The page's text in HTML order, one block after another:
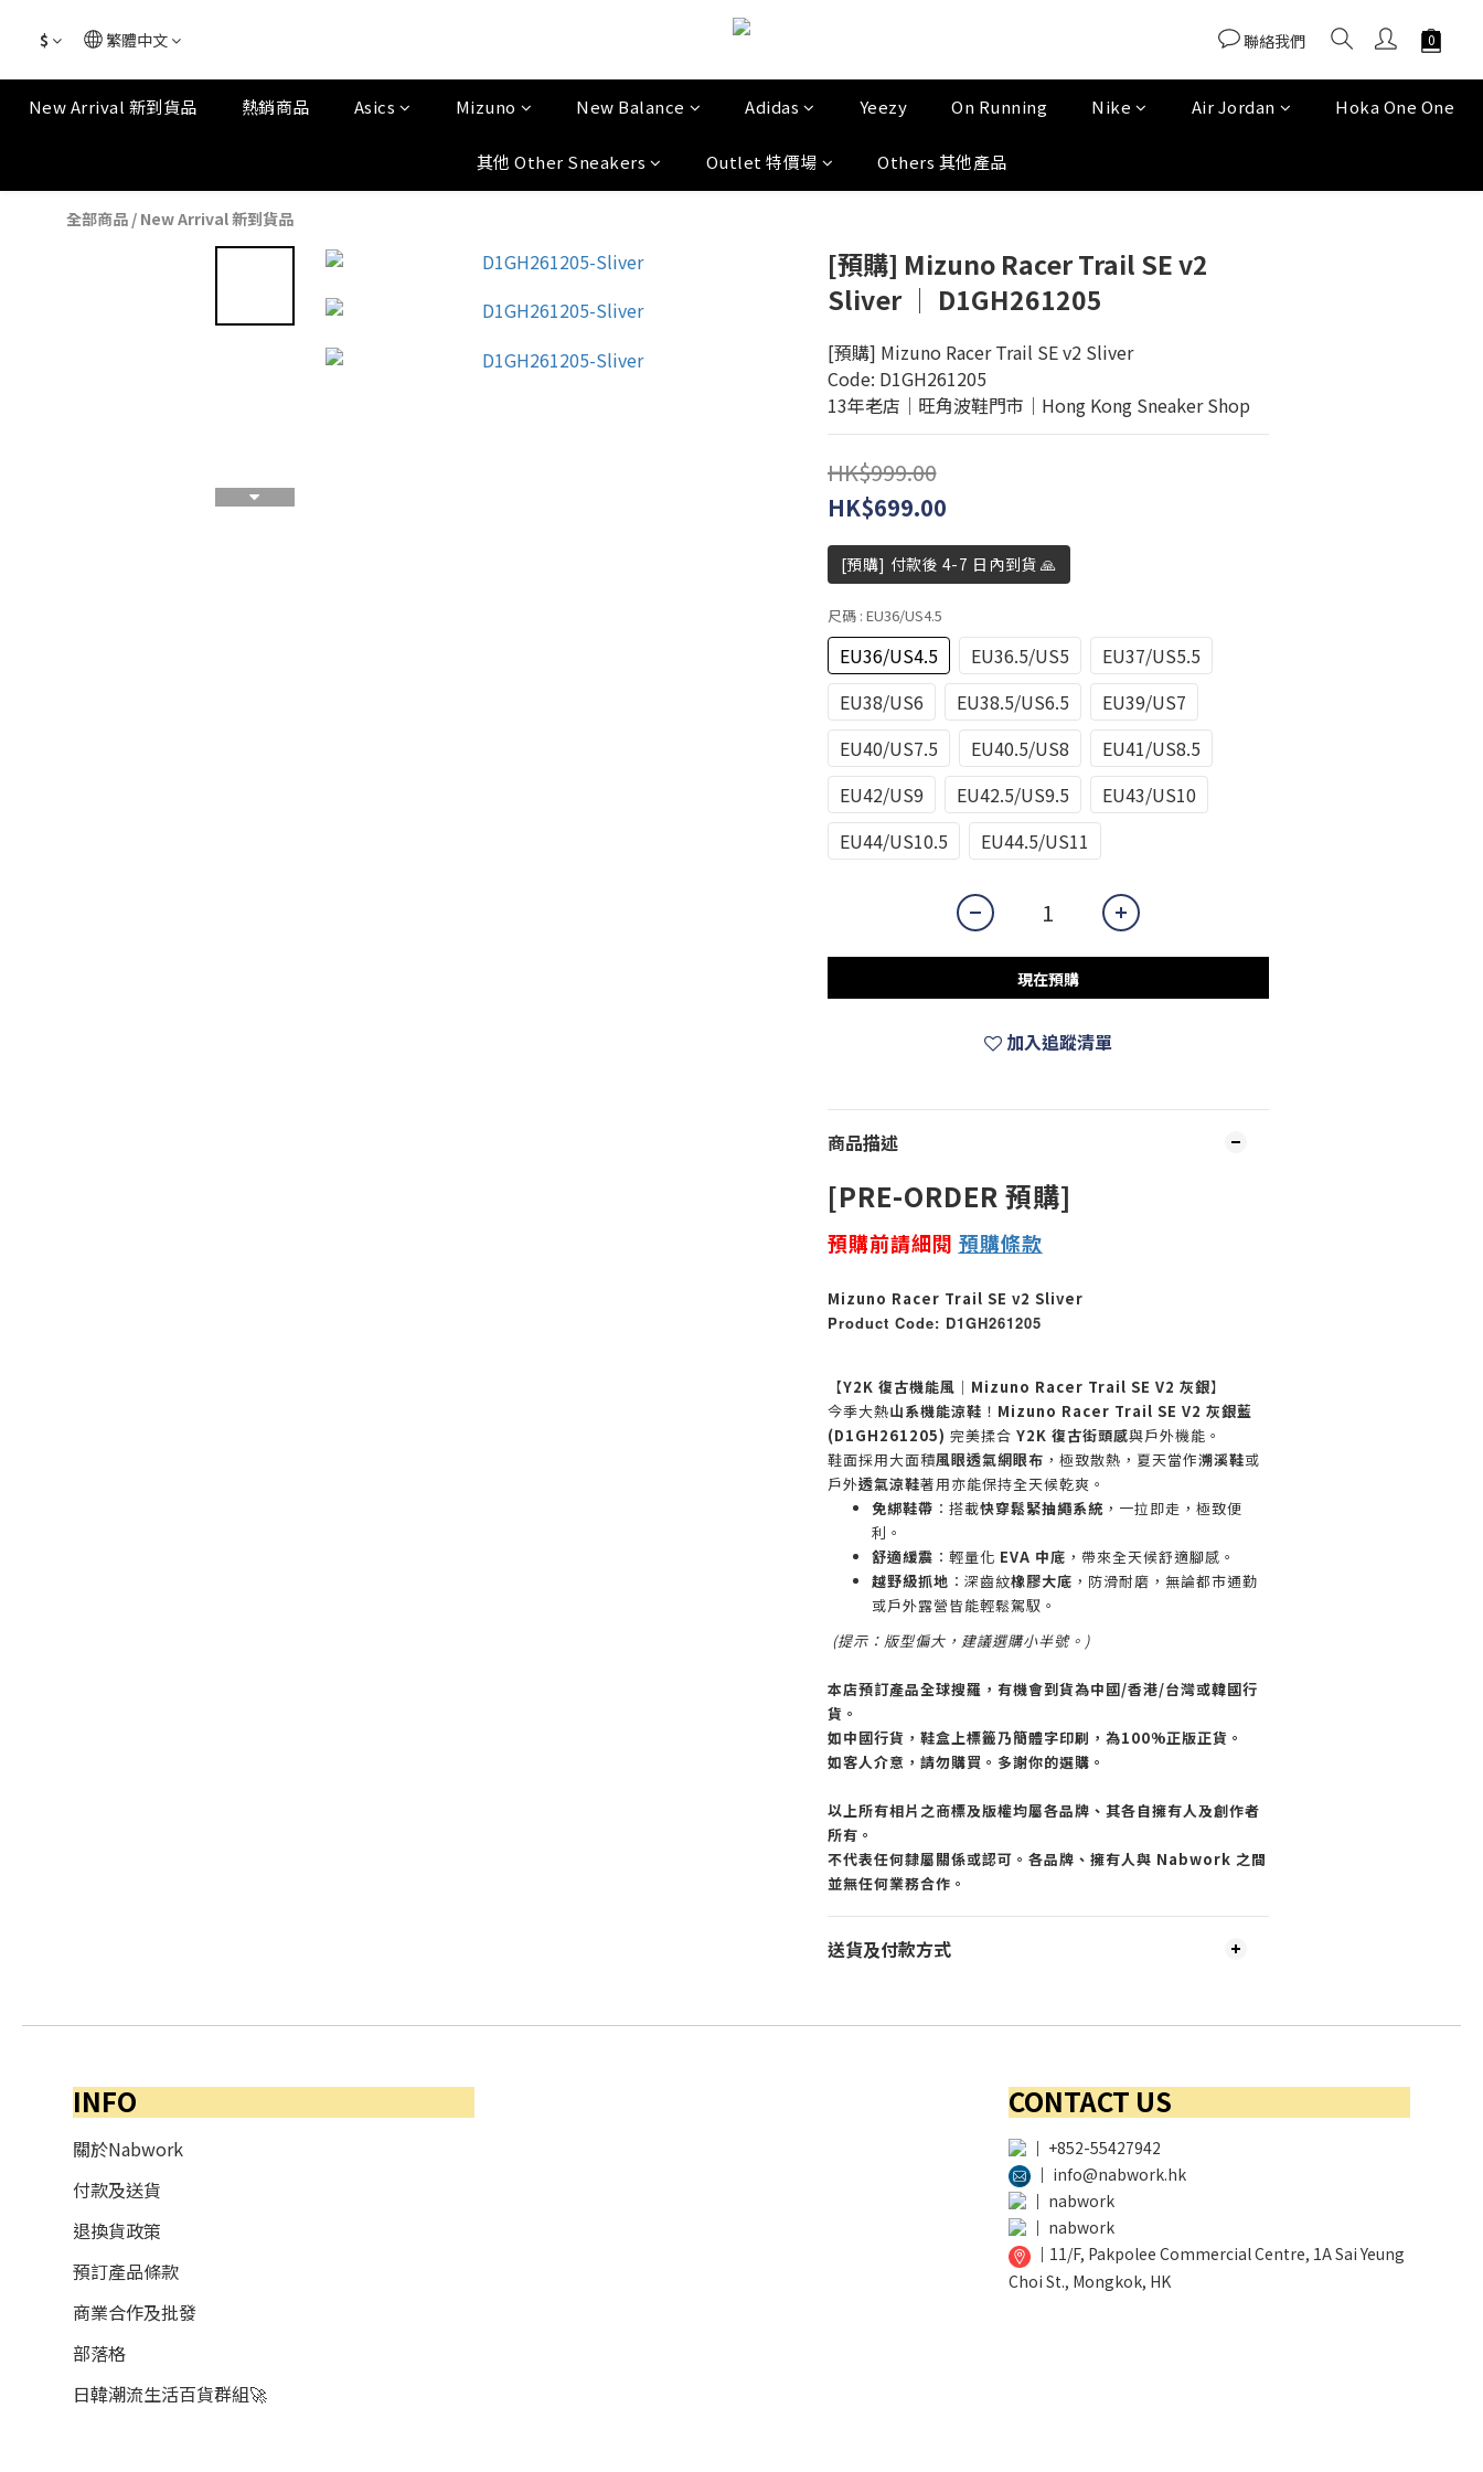
$ 繁體中文 聯絡我們
New Arrival 新到貨品 熱銷商品 Asics Mizuno New Balance Adidas Yeezy On Running Nike Air Jordan Hoka One One
其他 Other Sneakers Outlet 特價場 Others 其他產品
全部商品 / New Arrival 新到貨品
[預購] Mizuno Racer Trail SE v2
Sliver │ D1GH261205
[預購] Mizuno Racer Trail SE v2 Sliver
Code: D1GH261205
13年老店│旺角波鞋門市│Hong Kong Sneaker Shop
HK$999.00
HK$699.00
[預購] 付款後 4-7 日內到貨 🙏
尺碼 : EU36/US4.5
EU36/US4.5 EU36.5/US5
EU37/US5.5
EU38/US6
EU38.5/US6.5
EU39/US7
EU40/US7.5
EU40.5/US8
EU41/US8.5
EU42/US9
EU42.5/US9.5
EU43/US10
EU44/US10.5
EU44.5/US11
現在預購
加入追蹤清單
商品描述
[PRE-ORDER 預購]
預購前請細閱 預購條款
Mizuno Racer Trail SE v2 Sliver
Product Code: D1GH261205
【Y2K 復古機能風 ｜ Mizuno Racer Trail SE V2 灰銀】
今季大熱山系機能涼鞋 ！ Mizuno Racer Trail SE V2 灰銀藍
(D1GH261205) 完美揉合 Y2K 復古街頭感與戶外機能。
鞋面採用大面積風眼透氣網眼布 ，極致散熱，夏天當作溯溪鞋或
戶外透氣涼鞋著用亦能保持全天候乾爽。
免綁鞋帶 ：搭載快穿鬆緊抽繩系統，一拉即走，極致便
利。
舒適緩震 ：輕量化 EVA 中底 ，帶來全天候舒適腳感。
越野級抓地 ：深齒紋橡膠大底 ，防滑耐磨，無論都市通勤
或戶外露營皆能輕鬆駕馭。
(提示：版型偏大，建議選購小半號。)
本店預訂產品全球搜羅，有機會到貨為中國/香港/台灣或韓國行
貨。
如中國行貨，鞋盒上標籤乃簡體字印刷，為100%正版正貨。
如客人介意，請勿購買。多謝你的選購。
以上所有相片之商標及版權均屬各品牌、其各自擁有人及創作者
所有。
不代表任何隸屬關係或認可。各品牌、擁有人與 Nabwork 之間
並無任何業務合作。
送貨及付款方式
INFO
關於Nabwork
付款及送貨
退換貨政策
預訂產品條款
商業合作及批發
部落格
日韓潮流生活百貨群組🚀
CONTACT US
│ +852-55427942
│ info@nabwork.hk
│ nabwork
│ nabwork
│ 11/F, Pakpolee Commercial Centre, 1A Sai Yeung
Choi St., Mongkok, HK